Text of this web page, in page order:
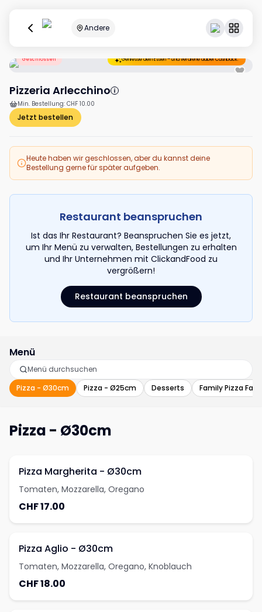
Andere
Geschlossen Geniesse dein Essen – und verdiene dabei Cashback.
Pizzeria Arlecchino
Min. Bestellung: CHF 10.00
Jetzt bestellen
Heute haben wir geschlossen, aber du kannst deine
Bestellung gerne für später aufgeben.
Restaurant beanspruchen
Ist das Ihr Restaurant? Beanspruchen Sie es jetzt,
um Ihr Menü zu verwalten, Bestellungen zu erhalten
und Ihr Unternehmen mit ClickandFood zu
vergrößern!
Restaurant beanspruchen
Menü
Pizza - Ø30cm Pizza - Ø25cm Desserts Family Pizza
Pizza - Ø30cm
Pizza Margherita - Ø30cm
Tomaten, Mozzarella, Oregano
CHF 17.00
Pizza Aglio - Ø30cm
Tomaten, Mozzarella, Oregano, Knoblauch
CHF 18.00